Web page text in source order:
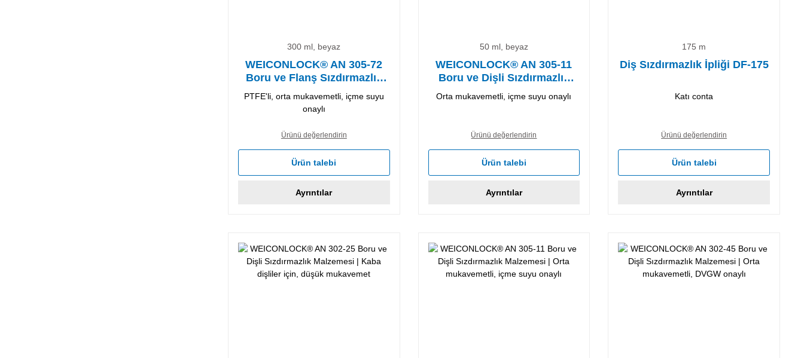
300 ml, beyaz
WEICONLOCK® AN 305-72
Boru ve Flanş Sızdırmazlık
Malzemesi
PTFE'li, orta mukavemetli, içme suyu
onaylı
Ürünü değerlendirin
Ürün talebi
Ayrıntılar
50 ml, beyaz
WEICONLOCK® AN 305-11
Boru ve Dişli Sızdırmazlık
Malzemesi
Orta mukavemetli, içme suyu onaylı
Ürünü değerlendirin
Ürün talebi
Ayrıntılar
175 m
Diş Sızdırmazlık İpliği DF-175
Katı conta
Ürünü değerlendirin
Ürün talebi
Ayrıntılar